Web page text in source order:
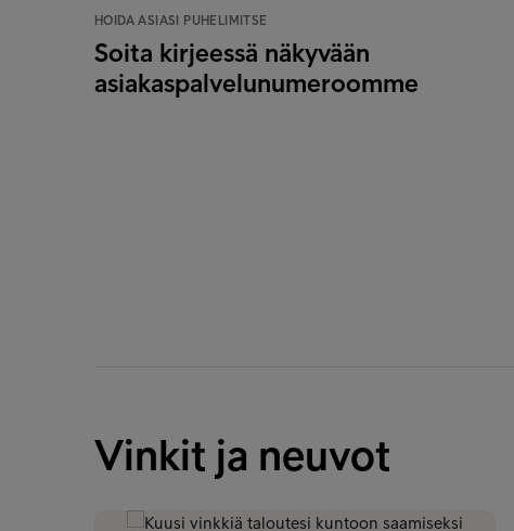
HOIDA ASIASI PUHELIMITSE
Soita kirjeessä näkyvään
asiakaspalvelunumeroomme
Vinkit ja neuvot